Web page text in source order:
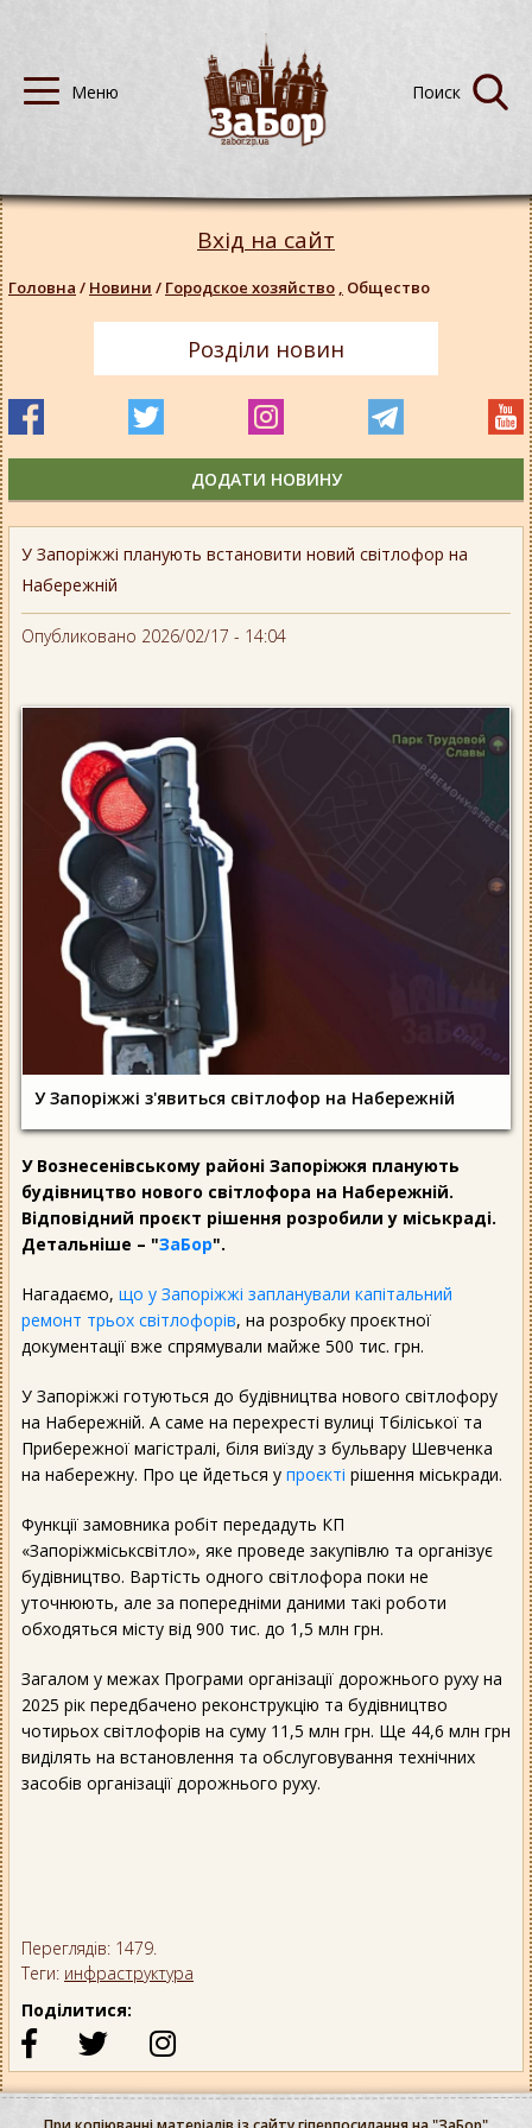
У Запоріжжі планують встановити новий світлофор на
Набережній
Опубликовано 2026/02/17 - 14:04
У Запоріжжі з'явиться світлофор на Набережній
У Вознесенівському районі Запоріжжя планують
будівництво нового світлофора на Набережній.
Відповідний проєкт рішення розробили у міськраді.
Детальніше – "ЗаБор".
Нагадаємо, що у Запоріжжі запланували капітальний
ремонт трьох світлофорів, на розробку проєктної
документації вже спрямували майже 500 тис. грн.
У Запоріжжі готуються до будівництва нового світлофору
на Набережній. А саме на перехресті вулиці Тбіліської та
Прибережної магістралі, біля виїзду з бульвару Шевченка
на набережну. Про це йдеться у проєкті рішення міськради.
Функції замовника робіт передадуть КП
«Запоріжміськсвітло», яке проведе закупівлю та організує
будівництво. Вартість одного світлофора поки не
уточнюють, але за попередніми даними такі роботи
обходяться місту від 900 тис. до 1,5 млн грн.
Загалом у межах Програми організації дорожнього руху на
2025 рік передбачено реконструкцію та будівництво
чотирьох світлофорів на суму 11,5 млн грн. Ще 44,6 млн грн
виділять на встановлення та обслуговування технічних
засобів організації дорожнього руху.
Переглядів: 1479.
Теги: инфраструктура
Поділитися:
Вхід на сайт
Головна / Новини / Городское хозяйство , Общество
Розділи новин
ДОДАТИ НОВИНУ